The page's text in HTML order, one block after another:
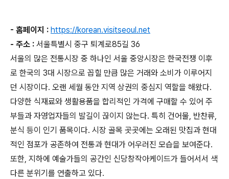
- 홈페이지 : https://korean.visitseoul.net
- 주소 : 서울특별시 중구 퇴계로85길 36
서울의 많은 전통시장 중 하나인 서울 중앙시장은 한국전쟁 이후
로 한국의 3대 시장으로 꼽힐 만큼 많은 거래와 소비가 이루어지
던 시장이다. 오랜 세월 동안 지역 상권의 중심지 역할을 해왔다.
다양한 식재료와 생활용품을 합리적인 가격에 구매할 수 있어 주
부들과 자영업자들의 발길이 끊이지 않는다. 특히 건어물, 반찬류,
분식 등이 인기 품목이다. 시장 골목 곳곳에는 오래된 맛집과 현대
적인 점포가 공존하여 전통과 현대가 어우러진 모습을 보여준다.
또한, 지하에 예술가들의 공간인 신당창작아케이드가 들어서서 색
다른 분위기를 연출하고 있다.